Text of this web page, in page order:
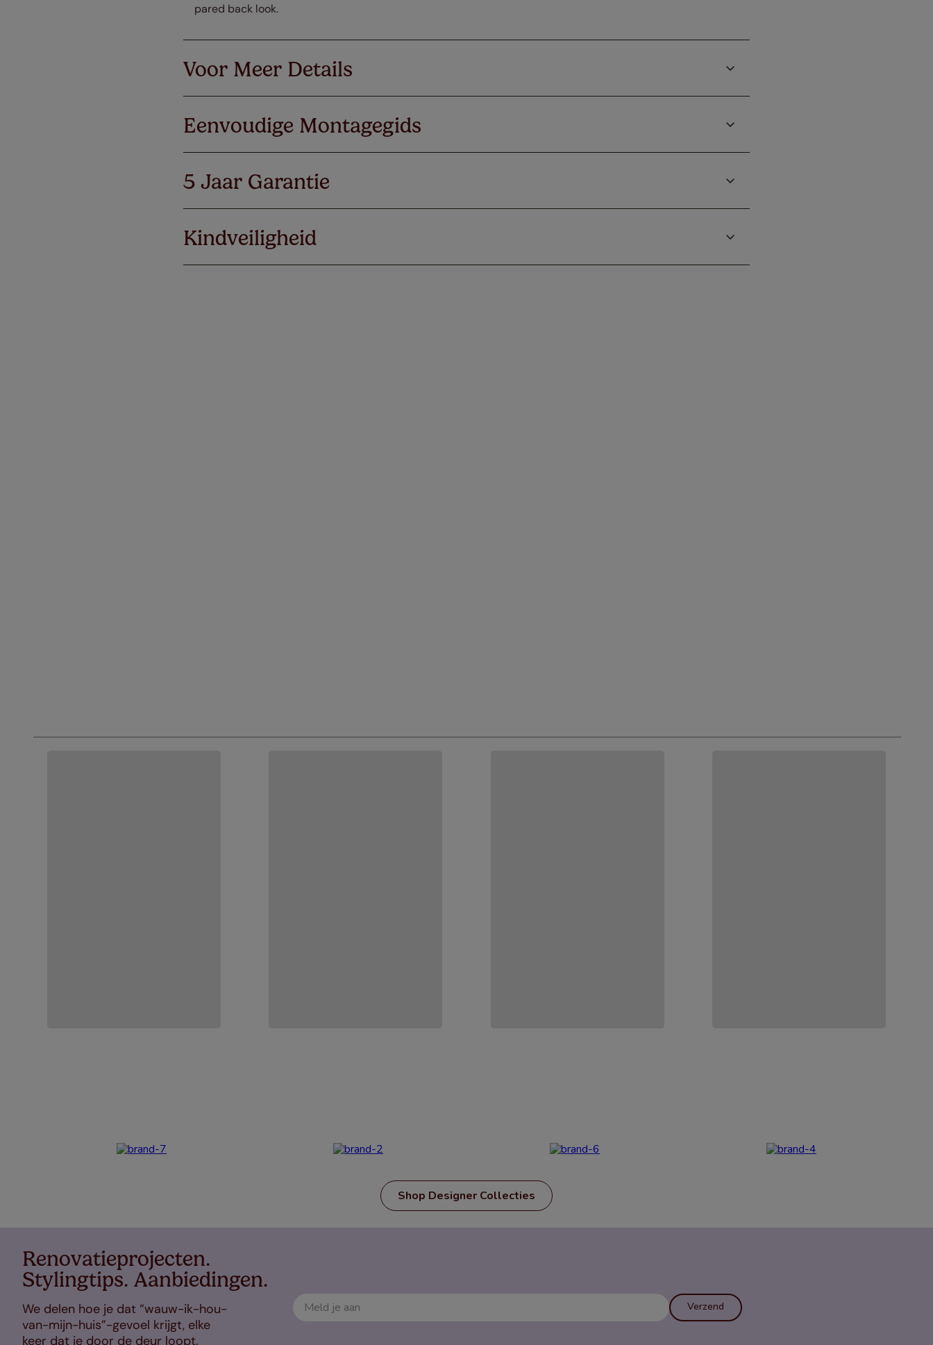
pared back look.
Voor Meer Details
Eenvoudige Montagegids
5 Jaar Garantie
Kindveiligheid
Shop Designer Collecties
Renovatieprojecten.
Stylingtips. Aanbiedingen.
We delen hoe je dat “wauw-ik-hou-
van-mijn-huis”-gevoel krijgt, elke
keer dat je door de deur loopt.
Verzend